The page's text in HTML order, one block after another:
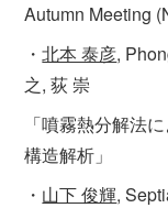
Autumn Meeting
・北本 泰彦,
之, 荻 崇
「噴霧熱分解法
構造解析」
・ 山下 俊輝,